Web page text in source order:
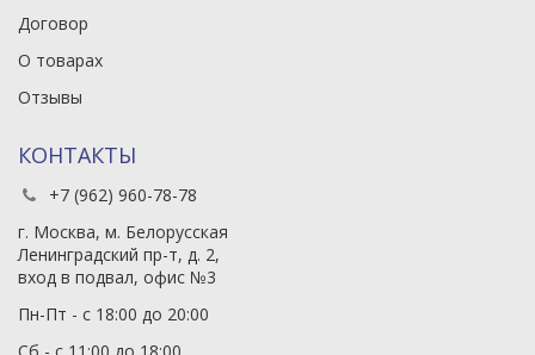
Договор
О товарах
Отзывы
КОНТАКТЫ
+7 (962) 960-78-78
г. Москва, м. Белорусская
Ленинградский пр-т, д. 2,
вход в подвал, офис №3
Пн-Пт - с 18:00 до 20:00
Сб - с 11:00 до 18:00